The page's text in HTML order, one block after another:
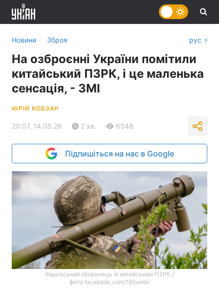
Новини › Зброя рус
На озброєнні України помітили
китайський ПЗРК, і це маленька
сенсація, - ЗМІ
ЮРІЙ КОБЗАР
20:07, 14.05.26 2 хв. 6548
Підпишіться на нас в Google
Український оборонець із китайським ПЗРК /
фото facebook.com/160ombr